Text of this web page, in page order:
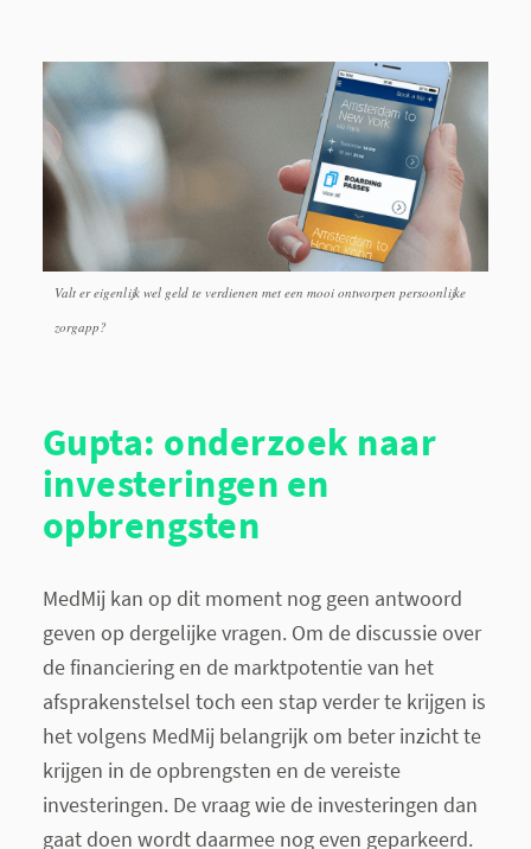
Valt er eigenlijk wel geld te verdienen met een mooi ontworpen persoonlijke
zorgapp?
Gupta: onderzoek naar
investeringen en
opbrengsten
MedMij kan op dit moment nog geen antwoord
geven op dergelijke vragen. Om de discussie over
de financiering en de marktpotentie van het
afsprakenstelsel toch een stap verder te krijgen is
het volgens MedMij belangrijk om beter inzicht te
krijgen in de opbrengsten en de vereiste
investeringen. De vraag wie de investeringen dan
gaat doen wordt daarmee nog even geparkeerd.